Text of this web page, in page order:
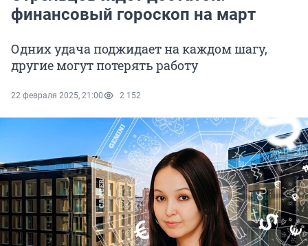
финансовый гороскоп на март
Одних удача поджидает на каждом шагу,
другие могут потерять работу
22 февраля 2025, 21:00 2 152